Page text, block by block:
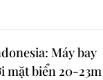
Máy bay
mặt biển 20-23m